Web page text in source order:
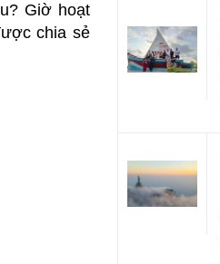
Giờ hoạt
chia sẻ